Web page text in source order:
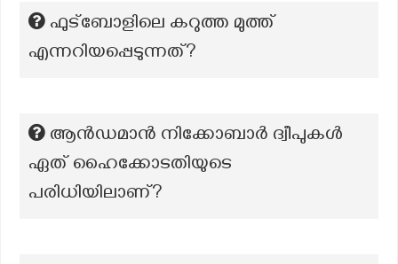
ഫുട്‌ബോളിലെ കറുത്ത മുത്ത്
എന്നറിയപ്പെടുന്നത്?
ആൻഡമാൻ നിക്കോബാർ ദ്വീപുകൾ
ഏത് ഹൈക്കോടതിയുടെ
പരിധിയിലാണ്?